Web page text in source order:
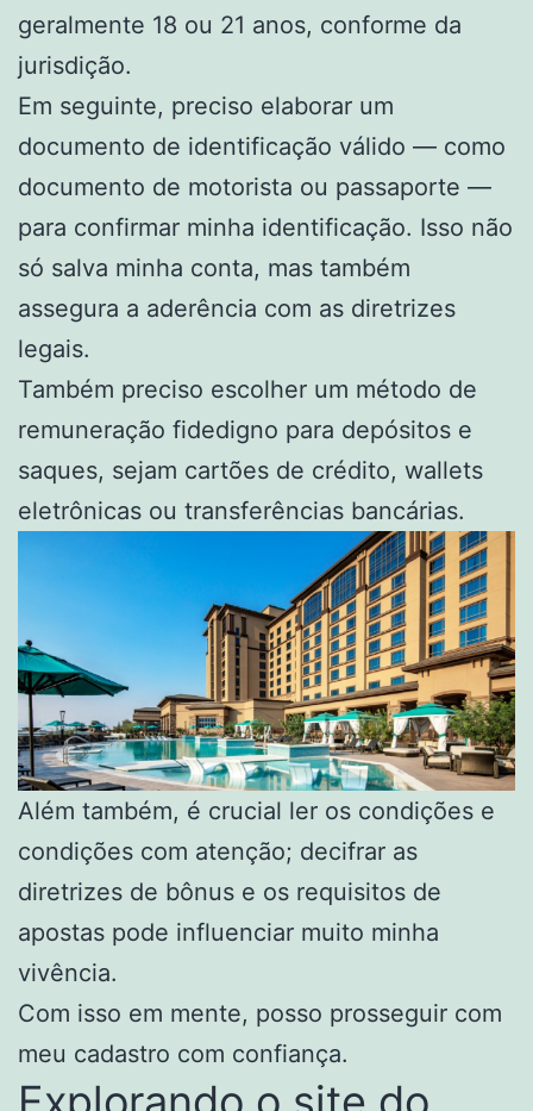
geralmente 18 ou 21 anos, conforme da
jurisdição.
Em seguinte, preciso elaborar um
documento de identificação válido — como
documento de motorista ou passaporte —
para confirmar minha identificação. Isso não
só salva minha conta, mas também
assegura a aderência com as diretrizes
legais.
Também preciso escolher um método de
remuneração fidedigno para depósitos e
saques, sejam cartões de crédito, wallets
eletrônicas ou transferências bancárias.
Além também, é crucial ler os condições e
condições com atenção; decifrar as
diretrizes de bônus e os requisitos de
apostas pode influenciar muito minha
vivência.
Com isso em mente, posso prosseguir com
meu cadastro com confiança.